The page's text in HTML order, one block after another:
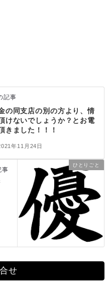
記事
の同支店の別の方より、情
けないでしょうか？とお電
きました！！！
年11月24日
ひとりごと
事
せ